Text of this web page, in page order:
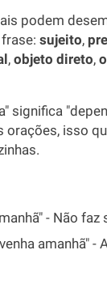
podem
sujeito,
, objeto direto,
significa
orações, isso
- Não
amanhã" -